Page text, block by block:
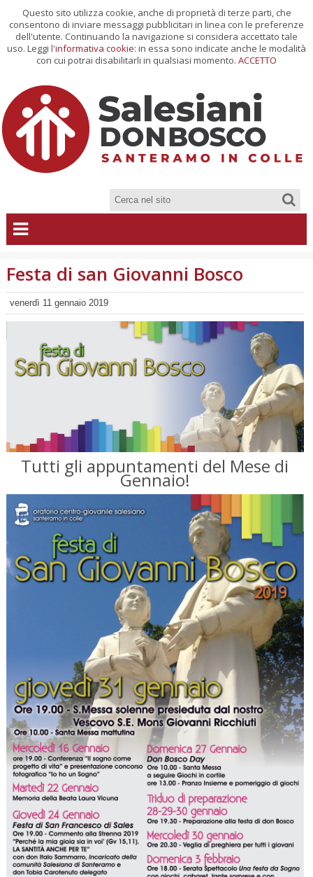
Questo sito utilizza cookie, anche di proprietà di terze parti, che
consentono di inviare messaggi pubblicitari in linea con le preferenze
dell'utente. Continuando la navigazione si considera accettato tale
uso. Leggi l'informativa cookie: in essa sono indicate anche le modalità
con cui potrai disabilitarli in qualsiasi momento. ACCETTO
Festa di san Giovanni Bosco
venerdì 11 gennaio 2019
Tutti gli appuntamenti del Mese di
Gennaio!